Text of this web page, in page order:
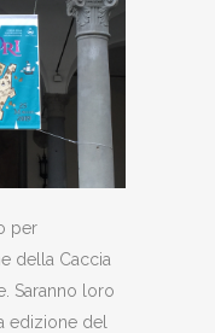
per
della Caccia
Saranno loro
edizione del